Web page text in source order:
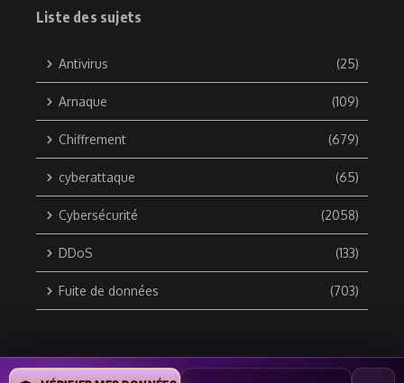
Liste des sujets
Antivirus (25)
Arnaque (109)
Chiffrement (679)
cyberattaque (65)
Cybersécurité (2058)
DDoS (133)
Fuite de données (703)